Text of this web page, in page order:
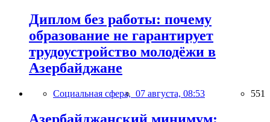
Диплом без работы: почему
образование не гарантирует
трудоустройство молодёжи в
Азербайджане
Социальная сфера, 07 августа, 08:53 551